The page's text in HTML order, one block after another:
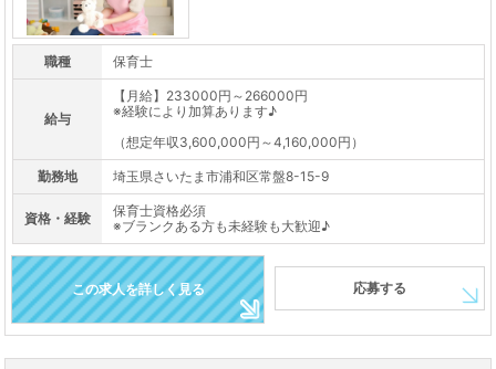
職種 保育士
給与
【月給】233000円～266000円
※経験により加算あります♪
（想定年収3,600,000円～4,160,000円）
勤務地 埼玉県さいたま市浦和区常盤8-15-9
資格・経験
保育士資格必須
※ブランクある方も未経験も大歓迎♪
この求人を詳しく見る 応募する